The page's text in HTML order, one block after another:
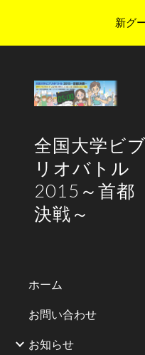
新グ
全国大学ビブ
リオバトル
2015～首都
決戦～
ホーム
お問い合わせ
お知らせ